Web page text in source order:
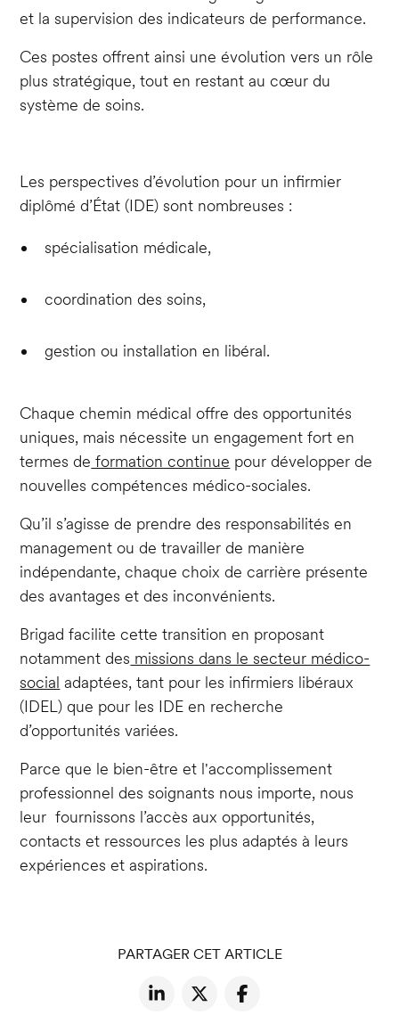
et la supervision des indicateurs de performance.
Ces postes offrent ainsi une évolution vers un rôle
plus stratégique, tout en restant au cœur du
système de soins.
Les perspectives d’évolution pour un infirmier
diplômé d’État (IDE) sont nombreuses :
spécialisation médicale,
coordination des soins,
gestion ou installation en libéral.
Chaque chemin médical offre des opportunités
uniques, mais nécessite un engagement fort en
termes de formation continue pour développer de
nouvelles compétences médico-sociales.
Qu’il s’agisse de prendre des responsabilités en
management ou de travailler de manière
indépendante, chaque choix de carrière présente
des avantages et des inconvénients.
Brigad facilite cette transition en proposant
notamment des missions dans le secteur médico-
social adaptées, tant pour les infirmiers libéraux
(IDEL) que pour les IDE en recherche
d’opportunités variées.
Parce que le bien-être et l'accomplissement
professionnel des soignants nous importe, nous
leur fournissons l’accès aux opportunités,
contacts et ressources les plus adaptés à leurs
expériences et aspirations.
PARTAGER CET ARTICLE